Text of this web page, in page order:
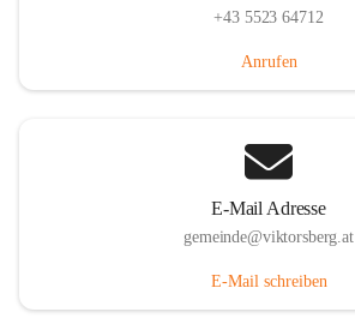
+43 5523 64712
Anrufen
E-Mail Adresse
gemeinde@viktorsberg.at
E-Mail schreiben